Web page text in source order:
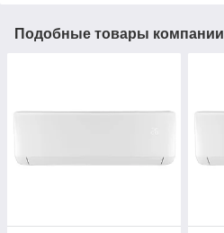
Подобные товары компании